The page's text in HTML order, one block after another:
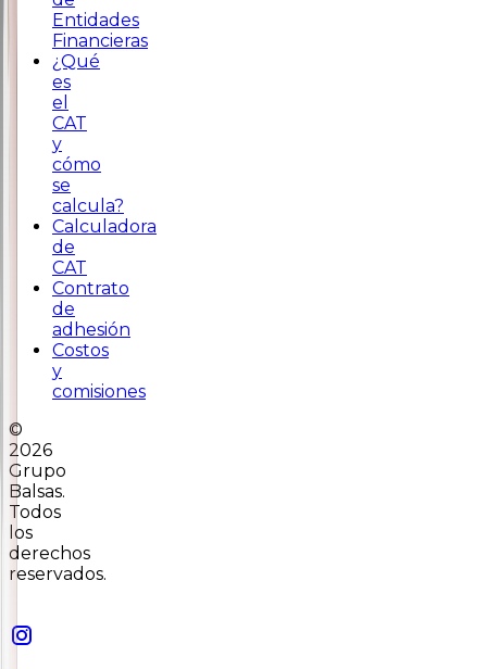
Entidades
Financieras
¿Qué
es
el
CAT
y
cómo
se
calcula?
Calculadora
de
CAT
Contrato
de
adhesión
Costos
y
comisiones
©
2026
Grupo
Balsas.
Todos
los
derechos
reservados.